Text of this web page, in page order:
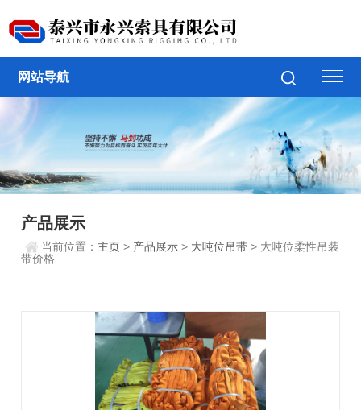
网站导航
产品展示
当前位置： 主页 > 产品展示 > 大吨位吊带 > 大吨位柔性吊装
带价格